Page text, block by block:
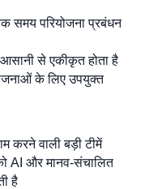
समय परियोजना प्रबंधन
आसानी से एकीकृत होता है
के लिए उपयुक्त
करने वाली बड़ी टीमें
AI और मानव-संचालित
है